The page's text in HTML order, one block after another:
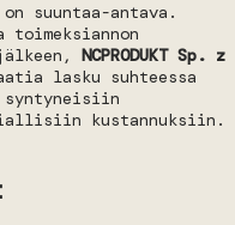
suuntaa-antava.
toimeksiannon
NCPRODUKT Sp. z
lasku suhteessa
syntyneisiin
kustannuksiin.